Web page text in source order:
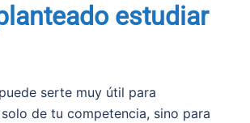
estudiar
serte muy útil para
de tu competencia, sino para